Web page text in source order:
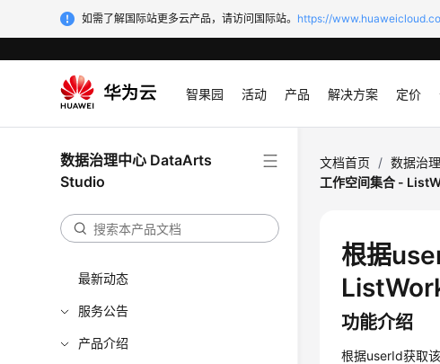
如需了解国际站更多云产品，请访问国际站。 https://
智果园 活动 产品 解决方案 定价
数据治理中心 DataArts
Studio
最新动态
服务公告
产品介绍
文档首页 / 数据治
工作空间集合 -
根据
功能介绍
根据userId获取